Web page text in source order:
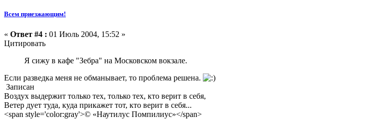
Всем приезжающим!
« Ответ #4 : 01 Июль 2004, 15:52 »
Цитировать
Я сижу в кафе "Зебра" на Московском вокзале.
Если разведка меня не обманывает, то проблема решена.
Записан
Воздух выдержит только тех, только тех, кто верит в себя,
Ветер дует туда, куда прикажет тот, кто верит в себя...
<span style='color:gray'>© «Наутилус Помпилиус»</span>